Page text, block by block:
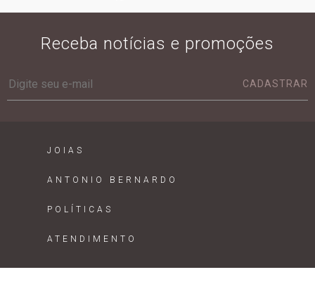
Receba notícias e promoções
CADASTRAR
JOIAS
ANTONIO BERNARDO
POLÍTICAS
ATENDIMENTO